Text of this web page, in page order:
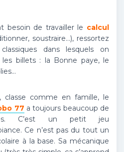
besoin de travailler le calcul
soustraire…), ressortez
dans lesquels on
billets : la Bonne paye, le
classe comme en famille, le
77 a toujours beaucoup de
C’est un petit jeu
Ce n’est pas du tout un
à la base. Sa mécanique